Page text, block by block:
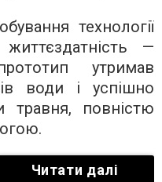
технології
—
утримав
води і успішно
травня, повністю
Читати далі